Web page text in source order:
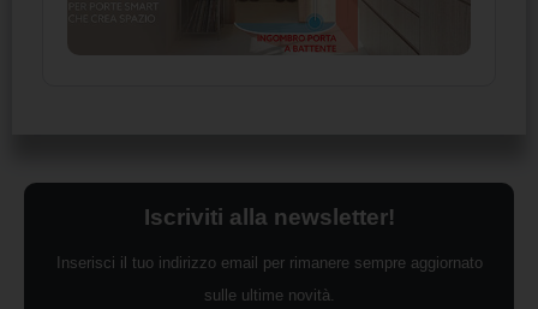
Iscriviti alla newsletter!
Inserisci il tuo indirizzo email per rimanere sempre aggiornato
sulle ultime novità.